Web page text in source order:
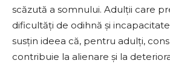
scăzută a somnului. Adulții care
dificultăți de odihnă și
susțin ideea că, pentru adulți,
contribuie la alienare și la